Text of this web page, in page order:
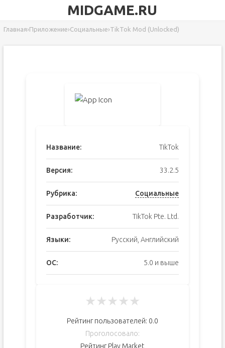
MIDGAME.RU
Главная›Приложение›Социальные›TikTok Mod (Unlocked)
Название: TikTok
Версия: 33.2.5
Рубрика: Социальные
Разработчик: TikTok Pte. Ltd.
Языки: Русский, Английский
ОС: 5.0 и выше
★★★★★
Рейтинг пользователей: 0.0
Проголосовало:
Рейтинг Play Market